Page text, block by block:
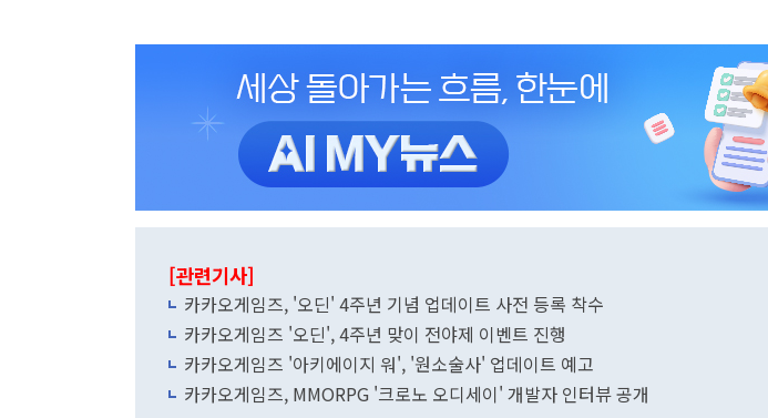
[관련기사]
카카오게임즈, '오딘' 4주년 기념 업데이트 사전 등록 착수
카카오게임즈 '오딘', 4주년 맞이 전야제 이벤트 진행
카카오게임즈 '아키에이지 워', '원소술사' 업데이트 예고
카카오게임즈, MMORPG '크로노 오디세이' 개발자 인터뷰 공개